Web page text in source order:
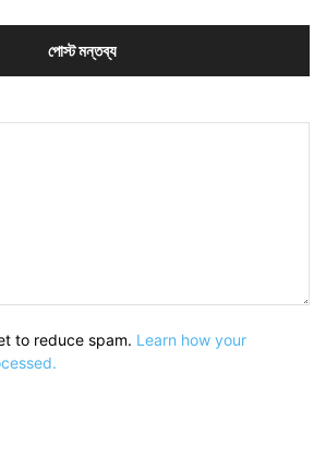
to reduce spam. Learn how your